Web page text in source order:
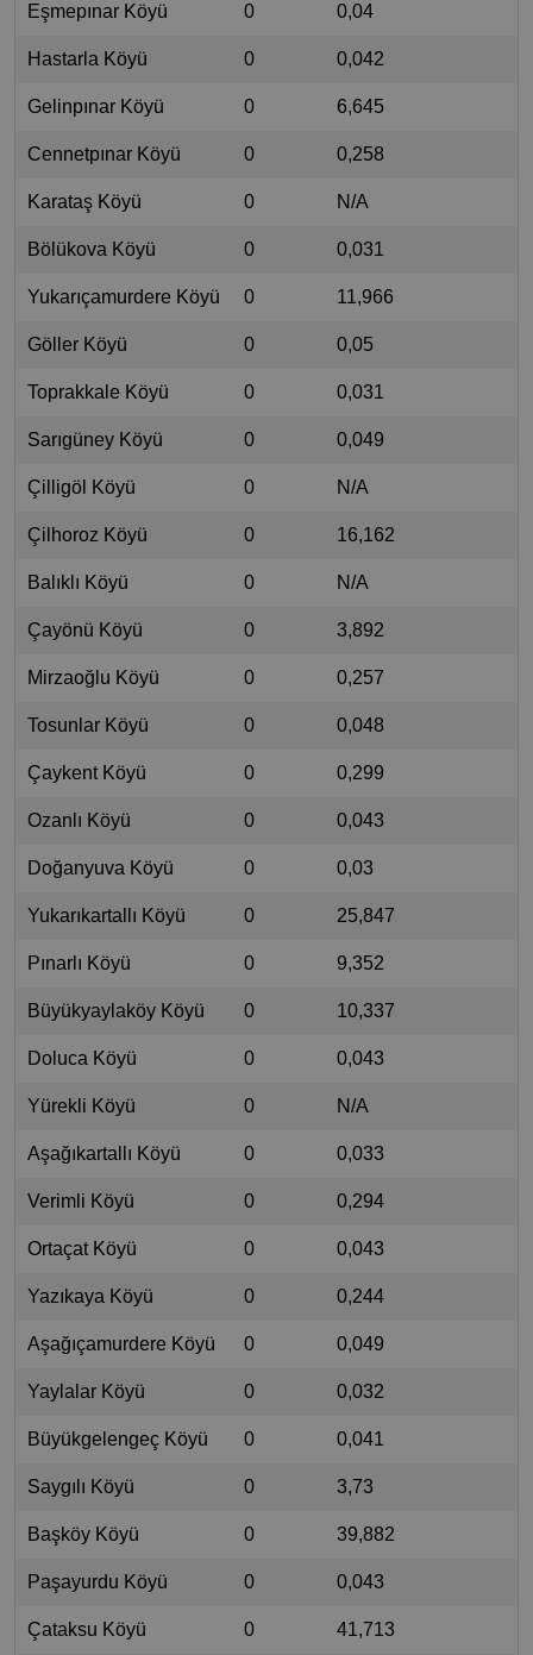
Eşmepınar Köyü 0 0,04
Hastarla Köyü 0 0,042
Gelinpınar Köyü 0 6,645
Cennetpınar Köyü 0 0,258
Karataş Köyü 0 N/A
Bölükova Köyü 0 0,031
Yukarıçamurdere Köyü 0 11,966
Göller Köyü 0 0,05
Toprakkale Köyü 0 0,031
Sarıgüney Köyü 0 0,049
Çilligöl Köyü 0 N/A
Çilhoroz Köyü 0 16,162
Balıklı Köyü 0 N/A
Çayönü Köyü 0 3,892
Mirzaoğlu Köyü 0 0,257
Tosunlar Köyü 0 0,048
Çaykent Köyü 0 0,299
Ozanlı Köyü 0 0,043
Doğanyuva Köyü 0 0,03
Yukarıkartallı Köyü 0 25,847
Pınarlı Köyü 0 9,352
Büyükyaylaköy Köyü 0 10,337
Doluca Köyü 0 0,043
Yürekli Köyü 0 N/A
Aşağıkartallı Köyü 0 0,033
Verimli Köyü 0 0,294
Ortaçat Köyü 0 0,043
Yazıkaya Köyü 0 0,244
Aşağıçamurdere Köyü 0 0,049
Yaylalar Köyü 0 0,032
Büyükgelengeç Köyü 0 0,041
Saygılı Köyü 0 3,73
Başköy Köyü 0 39,882
Paşayurdu Köyü 0 0,043
Çataksu Köyü 0 41,713